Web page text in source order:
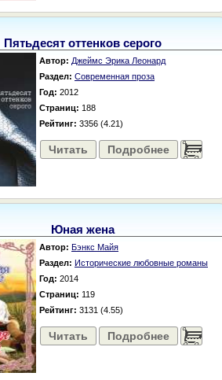
Пятьдесят оттенков серого
Автор: Джеймс Эрика Леонард
Раздел: Современная проза
Год: 2012
Страниц: 188
Рейтинг: 3356 (4.21)
Читать Подробнее ......
Юная жена
Автор: Бэнкс Майя
Раздел: Исторические любовные романы
Год: 2014
Страниц: 119
Рейтинг: 3131 (4.55)
Читать Подробнее ......